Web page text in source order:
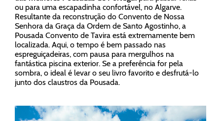
ou para uma escapadinha confortável, no Algarve.
Resultante da reconstrução do Convento de Nossa
Senhora da Graça da Ordem de Santo Agostinho, a
Pousada Convento de Tavira está extremamente bem
localizada. Aqui, o tempo é bem passado nas
espreguiçadeiras, com pausa para mergulhos na
fantástica piscina exterior. Se a preferência for pela
sombra, o ideal é levar o seu livro favorito e desfrutá-lo
junto dos claustros da Pousada.